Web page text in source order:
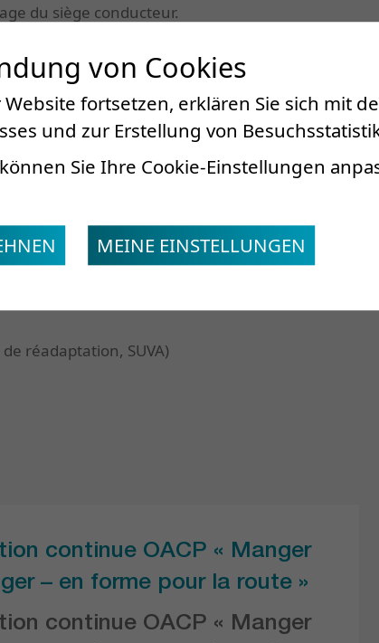
du siège conducteur.
ateliers pratiques. 50% théorique et 50%
réadaptation, SUVA)
continue OACP « Manger
– en forme pour la route »
continue OACP « Manger
von Cookies
fortsetzen, erklären Sie sich mit
und zur Erstellung von
Sie Ihre Cookie-Einstellungen
MEINE EINSTELLUNGEN